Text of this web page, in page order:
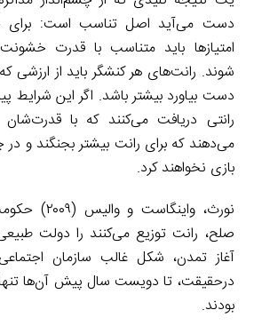
دست می‌آید اصل تناسب است: برای
امتیازها باید متناسب با قدرت
شوند. رانت‌های هر کنشگر باید از ارزشی که
دست بیاورد بیشتر باشد. اگر این شرایط
رانتی دریافت می‌کنند که با
می‌دهند که برای رانت بیشتر بجنگند و
بازی نخواهند کرد.
نورث،
صلح، رانت توزیع می‌کنند را دولت
آغاز تمدن، شکل غالب سازمان
درحقیقت، تا دویست سال پیش آن‌ها
بودند.